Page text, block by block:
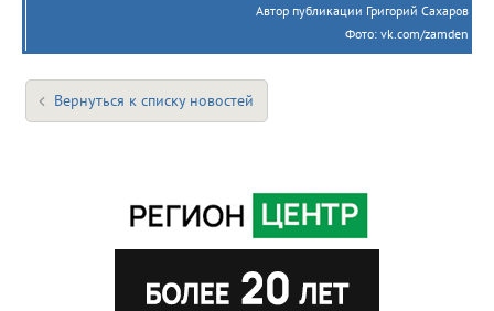
Автор публикации Григорий Сахаров
Фото: vk.com/zamden
Вернуться к списку новостей